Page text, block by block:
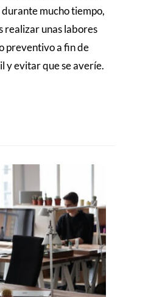
mucho tiempo,
realizar unas labores
preventivo a fin de
y evitar que se averíe.